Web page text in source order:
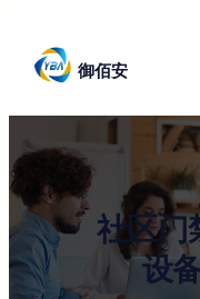
御佰安
社区门
设